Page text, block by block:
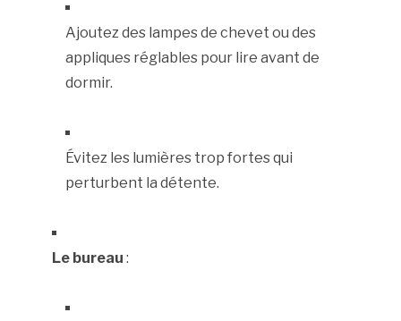
Ajoutez des lampes de chevet ou des
appliques réglables pour lire avant de
dormir.
Évitez les lumières trop fortes qui
perturbent la détente.
Le bureau :